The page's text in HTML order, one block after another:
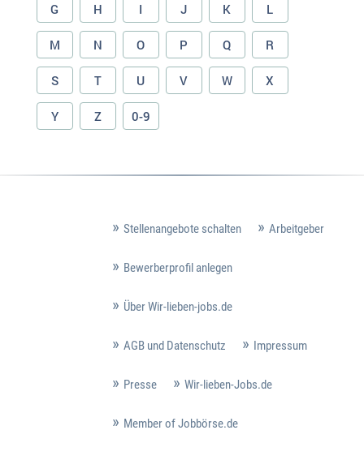
G H I J K L
M N O P Q R
S T U V W X
Y Z 0-9
Stellenangebote schalten Arbeitgeber
Bewerberprofil anlegen
Über Wir-lieben-jobs.de
AGB und Datenschutz Impressum
Presse Wir-lieben-Jobs.de
Member of Jobbörse.de